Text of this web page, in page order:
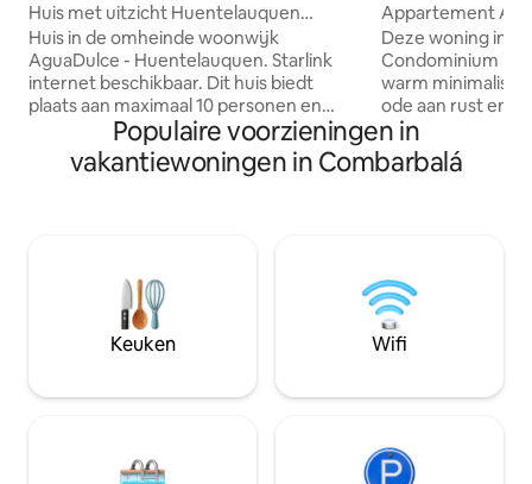
Huis met uitzicht Huentelauquen
Condominium Agua Dulce
Huis in de omheinde woonwijk
AguaDulce - Huentelauquen. Starlink
internet beschikbaar. Dit huis biedt
plaats aan maximaal 10 personen en
beschikt over een gezellige woonkamer
met een houtkachel en een ruime
keuken met kookeiland, de perfecte
omliggende natuurlandschap, waardoor
elk moment een unieke ervaring is. De
woonwijk biedt een speeltuin, tennis- en
paddle-tennisbanen, een voetbalveld en
Appartement
Huentelauquen
Deze woning in
Condominium is
warm
ode aan rust en
4 slaapkamers (3
en 4 badkamers
plaats aan 12
spelletjes,
privéstrand en
toegangen. Verzeker jezelf van een
geweldige
Populaire voorzieningen in
vakantiewoningen in Combarbalá
Keuken Wifi